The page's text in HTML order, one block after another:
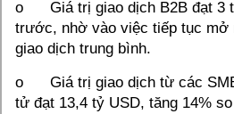
ο Giá trị giao dịch B2B đạt 3
trước, nhờ vào việc tiếp tục mở
giao dịch trung bình.
ο Giá trị giao dịch từ các SMB
tử đạt 13,4 tỷ USD, tăng 14%